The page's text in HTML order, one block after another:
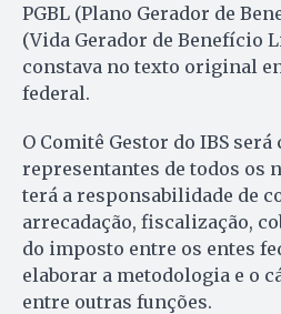
PGBL (Plano Gerador de
(Vida Gerador de Benefício
constava no texto original
federal.
O Comitê Gestor do IBS
representantes de todos os
terá a responsabilidade de
arrecadação, fiscalização,
do imposto entre os entes
elaborar a metodologia e o
entre outras funções.